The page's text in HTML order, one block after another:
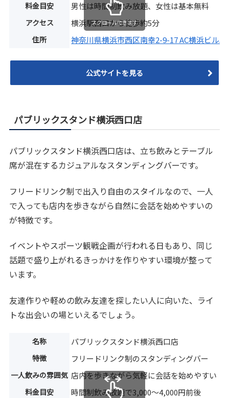
料金目安 男性は時間制飲み放題、女性は基本無料
アクセス 横浜駅西口から徒歩約5分
住所 神奈川県横浜市西区南幸2-9-17 AC横浜ビル5
スクロールできます
公式サイトを見る
パブリックスタンド横浜西口店
パブリックスタンド横浜西口店は、立ち飲みとテーブル
席が混在するカジュアルなスタンディングバーです。
フリードリンク制で出入り自由のスタイルなので、一人
で入っても店内を歩きながら自然に会話を始めやすいの
が特徴です。
イベントやスポーツ観戦企画が行われる日もあり、同じ
話題で盛り上がれるきっかけを作りやすい環境が整って
います。
友達作りや軽めの飲み友達を探したい人に向いた、ライ
トな出会いの場といえるでしょう。
名称 パブリックスタンド横浜西口店
特徴 フリードリンク制のスタンディングバー
一人飲みの雰囲気 店内を歩きながら気軽に会話を始めやすい
料金目安 時間制飲み放題で3,000〜4,000円前後